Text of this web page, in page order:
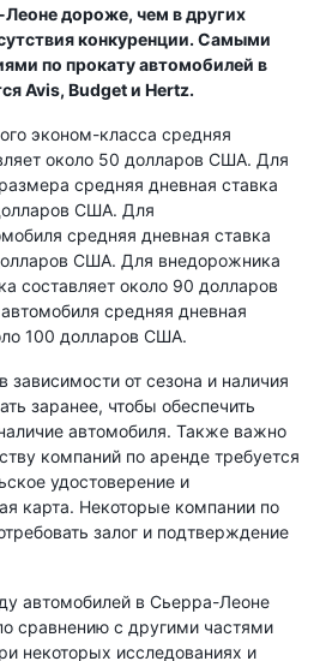
дороже, чем в других
конкуренции. Самыми
по прокату автомобилей в
Avis, Budget и Hertz.
эконом-класса средняя
около 50 долларов США. Для
средняя дневная ставка
США. Для
средняя дневная ставка
США. Для внедорожника
составляет около 90 долларов
средняя дневная
100 долларов США.
от сезона и наличия
заранее, чтобы обеспечить
автомобиля. Также важно
компаний по аренде требуется
удостоверение и
карта. Некоторые компании по
залог и подтверждение
автомобилей в Сьерра-Леоне
сравнению с другими частями
некоторых исследованиях и